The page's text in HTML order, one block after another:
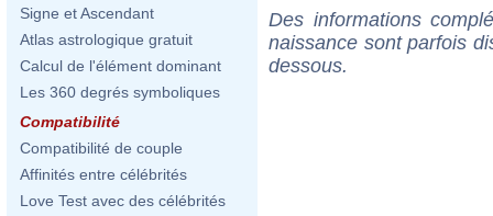
Signe et Ascendant
Atlas astrologique gratuit
Calcul de l'élément dominant
Les 360 degrés symboliques
Compatibilité
Compatibilité de couple
Affinités entre célébrités
Love Test avec des célébrités
Des informations
naissance sont parfois
dessous.